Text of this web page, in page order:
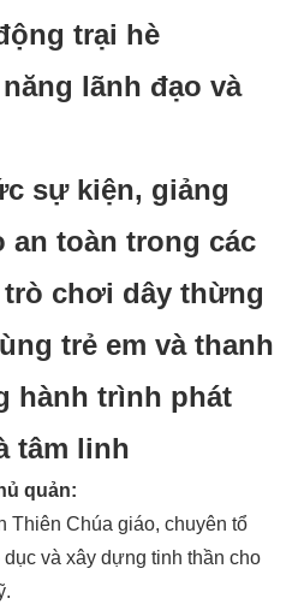
trại hè
lãnh đạo và
sự kiện, giảng
an toàn trong các
chơi dây thừng
trẻ em và thanh
hành trình phát
tâm linh
quản:
Thiên Chúa giáo, chuyên tổ
và xây dựng tinh thần cho